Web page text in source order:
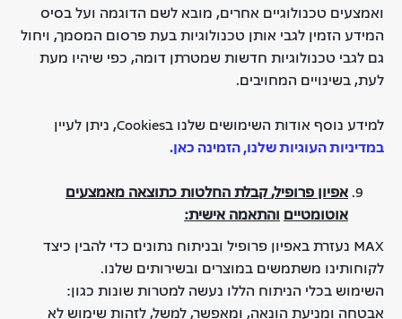
ואמצעים טכנולוגיים אחרים, מובא לשם הדוגמה ועל בסיס
המידע הזמין לגבי אותן טכנולוגיות בעת פרסום המסמך, ויחול
גם לגבי טכנולוגיות חדשות שמטרתן דומה, כפי שיהיו מעת
לעת, בשינויים המחויבים.
למידע נוסף אודות השימושים שלנו בCookies
, ניתן לעיין
במדיניות העוגיות שלנו, הזמינה כאן.
אפיון פרופיל, קבלתהחלטות כתוצאה מאמצעים
אוטומטיים והתאמה אישית:
MAX נעזרת באפיון פרופיל ובניתוח נתונים כדי להבין כיצד
לקוחותינו משתמשים במוצרים ובשירותים שלנו.
השימוש בכלי הניתוח הללו נעשה למטרות שונות כגון:
אבטחה ומניעת הונאה, ומאפשר, למשל, לזהות שימוש לא